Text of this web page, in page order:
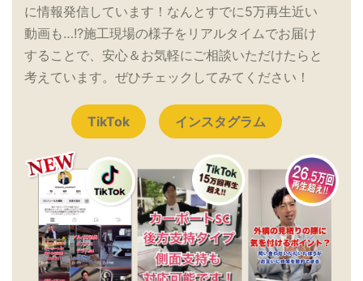
に情報発信しています！なんとすでに5万再生近い
動画も…!?施工現場の様子をリアルタイムでお届け
することで、安心＆お気軽にご相談いただけたらと
考えています。ぜひチェックしてみてください！
TikTok インスタグラム